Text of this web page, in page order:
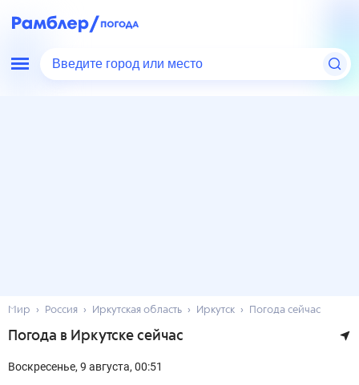
Введите город или место
Мир Россия Иркутская область Иркутск Погода сейчас
Погода в Иркутске сейчас
Воскресенье, 9 августа, 00:51